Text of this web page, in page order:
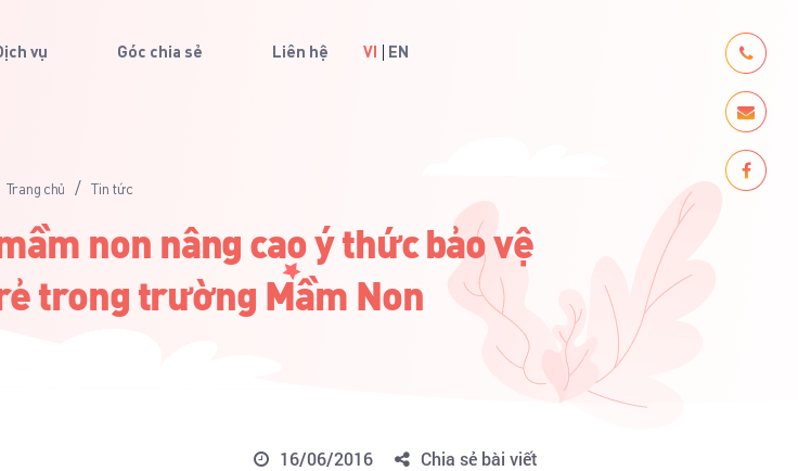
vụ Góc chia sẻ Liên hệ VI EN
Trang chủ / Tin tức
non nâng cao ý thức bảo vệ
trong trường Mầm Non
16/06/2016 Chia sẻ bài viết